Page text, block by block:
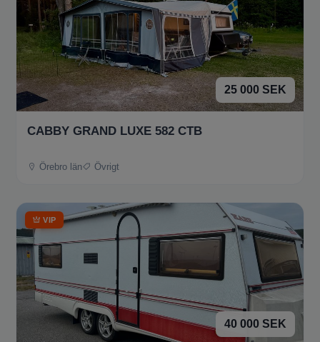
25 000 SEK
CABBY GRAND LUXE 582 CTB
Örebro län Övrigt
VIP
40 000 SEK